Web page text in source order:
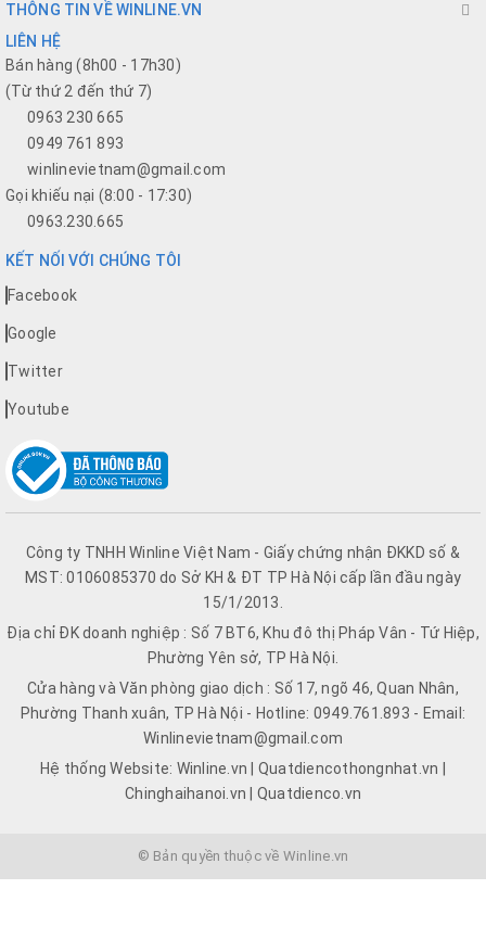
THÔNG TIN VỀ WINLINE.VN
LIÊN HỆ
Bán hàng (8h00 - 17h30)
(Từ thứ 2 đến thứ 7)
0963 230 665
0949 761 893
winlinevietnam@gmail.com
Gọi khiếu nại (8:00 - 17:30)
0963.230.665
KẾT NỐI VỚI CHÚNG TÔI
Facebook
Google
Twitter
Youtube
Công ty TNHH Winline Việt Nam - Giấy chứng nhận ĐKKD số &
MST: 0106085370 do Sở KH & ĐT TP Hà Nội cấp lần đầu ngày
15/1/2013.
Địa chỉ ĐK doanh nghiệp : Số 7 BT6, Khu đô thị Pháp Vân - Tứ Hiệp,
Phường Yên sở, TP Hà Nội.
Cửa hàng và Văn phòng giao dịch : Số 17, ngõ 46, Quan Nhân,
Phường Thanh xuân, TP Hà Nội - Hotline: 0949.761.893 - Email:
Winlinevietnam@gmail.com
Hệ thống Website: Winline.vn | Quatdiencothongnhat.vn |
Chinghaihanoi.vn | Quatdienco.vn
© Bản quyền thuộc về Winline.vn